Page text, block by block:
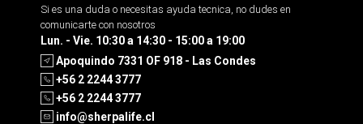
Si es una duda o necesitas ayuda tecnica, no dudes en
comunicarte con nosotros
Lun. - Vie. 10:30 a 14:30 - 15:00 a 19:00
Apoquindo 7331 OF 918 - Las Condes
+56 2 2244 3777
+56 2 2244 3777
info@sherpalife.cl